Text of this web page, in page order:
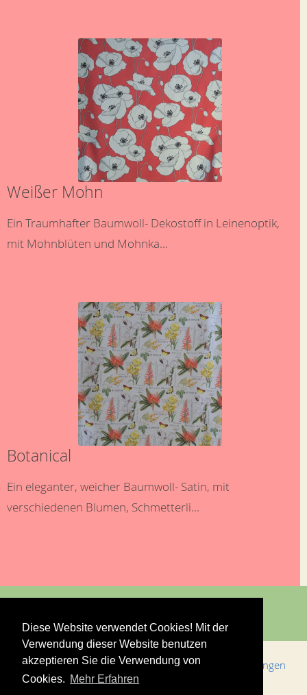
Diese Website verwendet Cookies! Mit der
Verwendung dieser Website benutzen
akzeptieren Sie die Verwendung von
Cookies. Mehr Erfahren
Weißer Mohn
Ein Traumhafter Baumwoll- Dekostoff in Leinenoptik,
mit Mohnblüten und Mohnka...
Botanical
Ein eleganter, weicher Baumwoll- Satin, mit
verschiedenen Blumen, Schmetterli...
Bestellungen & Versand
Allgemeine Geschäftsbedingungen
Impressum
Datenschutz